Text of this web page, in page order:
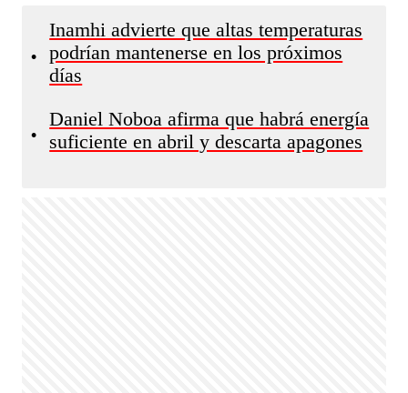
•
Inamhi advierte que altas temperaturas
podrían mantenerse en los próximos
días
•
Daniel Noboa afirma que habrá energía
suficiente en abril y descarta apagones